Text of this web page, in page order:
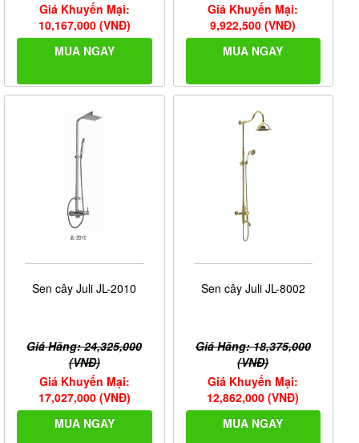
Giá Khuyến Mại:
10,167,000 (VNĐ)
MUA NGAY
Giá Khuyến Mại:
9,922,500 (VNĐ)
MUA NGAY
Sen cây Juli JL-2010
Giá Hãng: 24,325,000
(VNĐ)
Giá Khuyến Mại:
17,027,000 (VNĐ)
MUA NGAY
Sen cây Juli JL-8002
Giá Hãng: 18,375,000
(VNĐ)
Giá Khuyến Mại:
12,862,000 (VNĐ)
MUA NGAY